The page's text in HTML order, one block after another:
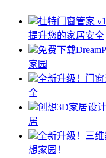
杜特门窗管家
提升您的家居安全
免费下载
家园
全新升级！门
全
创想3D家居设
居
全新升级！三
想家园！